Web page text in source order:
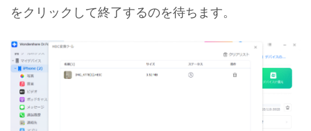
をクリックして終了するのを待ちます。